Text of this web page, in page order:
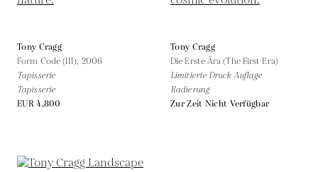
Tony Cragg
Form Code (III), 2006
Tapisserie
Tapisserie
EUR 4,800
Tony Cragg
Die Erste Ära (The First Era)
Limitierte Druck Auflage
Radierung
Zur Zeit Nicht Verfügbar